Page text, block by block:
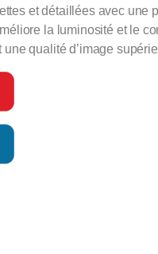
et détaillées avec une
la luminosité et le
qualité d’image